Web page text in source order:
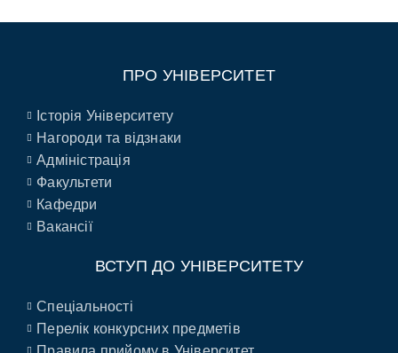
ПРО УНІВЕРСИТЕТ
Історія Університету
Нагороди та відзнаки
Адміністрація
Факультети
Кафедри
Вакансії
ВСТУП ДО УНІВЕРСИТЕТУ
Спеціальності
Перелік конкурсних предметів